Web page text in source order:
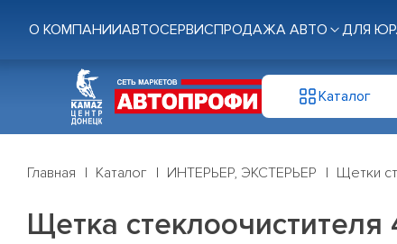
О КОМПАНИИАВТОСЕРВИСПРОДАЖА АВТО ДЛЯ
Каталог
Главная Каталог ИНТЕРЬЕР, ЭКСТЕРЬЕР Щетки
Щетка стеклоочистителя